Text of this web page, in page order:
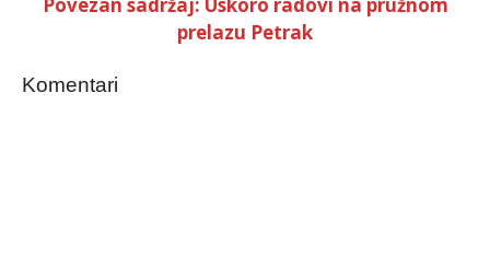
Povezan sadržaj: Uskoro radovi na pružnom
prelazu Petrak
Komentari